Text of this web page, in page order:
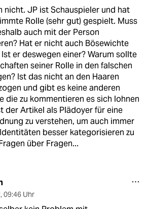
nicht. JP ist Schauspieler und hat
Rolle (sehr gut) gespielt. Muss
auch mit der Person
Hat er nicht auch Bösewichte
er deswegen einer? Warum sollte
seiner Rolle in den falschen
Ist das nicht an den Haaren
und gibt es keine anderen
die zu kommentieren es sich lohnen
der Artikel als Plädoyer für eine
zu verstehen, um auch immer
besser kategorisieren zu
über Fragen...
, 09:46 Uhr